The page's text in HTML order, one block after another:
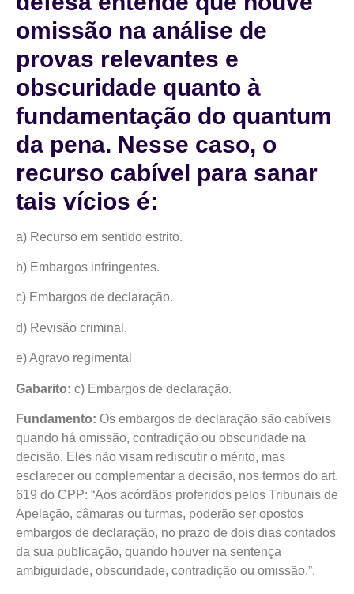
omissão na análise de
provas relevantes e
obscuridade quanto à
fundamentação do quantum
da pena. Nesse caso, o
recurso cabível para sanar
tais vícios é:
a) Recurso em sentido estrito.
b) Embargos infringentes.
c) Embargos de declaração.
d) Revisão criminal.
e) Agravo regimental
Gabarito: c) Embargos de declaração.
Fundamento: Os embargos de declaração são cabíveis
quando há omissão, contradição ou obscuridade na
decisão. Eles não visam rediscutir o mérito, mas
esclarecer ou complementar a decisão, nos termos do art.
619 do CPP: “Aos acórdãos proferidos pelos Tribunais de
Apelação, câmaras ou turmas, poderão ser opostos
embargos de declaração, no prazo de dois dias contados
da sua publicação, quando houver na sentença
ambiguidade, obscuridade, contradição ou omissão.”.